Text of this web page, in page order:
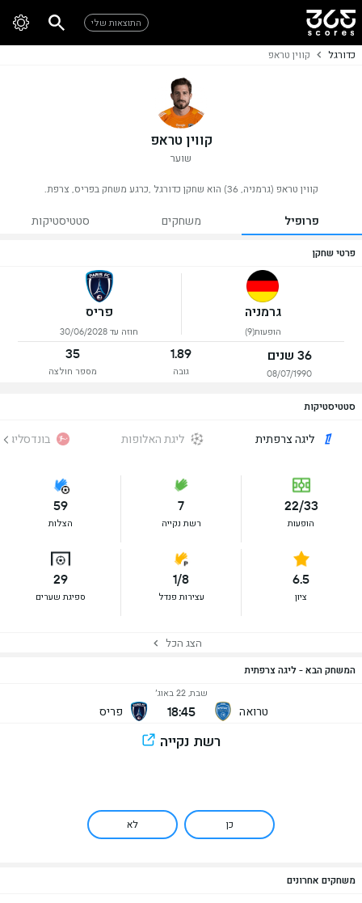
התוצאות שלי
כדורגל קווין טראפ
קווין טראפ
שוער
קווין טראפ (גרמניה, 36) הוא שחקן כדורגל ,כרגע משחק בפריס, צרפת.
פרופיל משחקים סטטיסטיקות
פרטי שחקן
גרמניה
הופעות(9)
פריס
חוזה עד 30/06/2028
36 שנים
08/07/1990
1.89
גובה
35
מספר חולצה
סטטיסטיקות
ליגה צרפתית ליגת האלופות בונדסליגה
22/33
הופעות
7
רשת נקייה
59
הצלות
6.5
ציון
1/8
עצירות פנדל
29
ספיגת שערים
הצג הכל
המשחק הבא - ליגה צרפתית
טרואה
שבת, 22 באוג׳
18:45 פריס
רשת נקייה
כן לא
משחקים אחרונים